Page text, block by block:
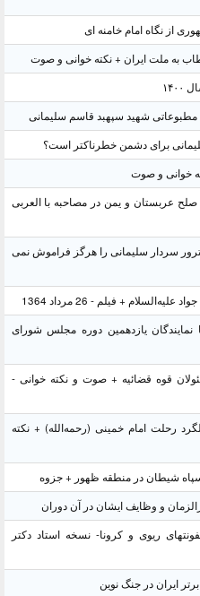
از نگاه امام خامنه ای
به ملت ایران + نکته خوانی و صوت
مطبوعاتی شهید سپهبد قاسم سلیمانی
برای دشمن خطرناکتر است؟
خوانی و صوت
عربستان و یمن در مصاحبه با العربی
سردار سلیمانی را هرگز فراموش نمی
+ فیلم - 26 مرداد 1364
نمایندگان یازدهمین دوره مجلس شورای
قوه قضائیه + صوت و نکته خوانی -
رحلت امام خمینی (رحمه‌الله) + نکته
شیطان در منطقه ظهور + جزوه
و وظایف ایشان در آن دوران
ریوی و کرونا- نسخه استاد دکتر
ایران در جنگ نوین